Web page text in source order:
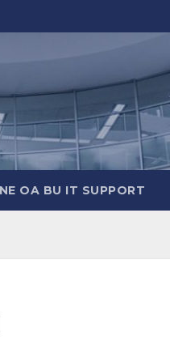
OA BU IT SUPPORT